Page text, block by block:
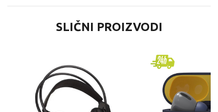
SLIČNI PROIZVODI